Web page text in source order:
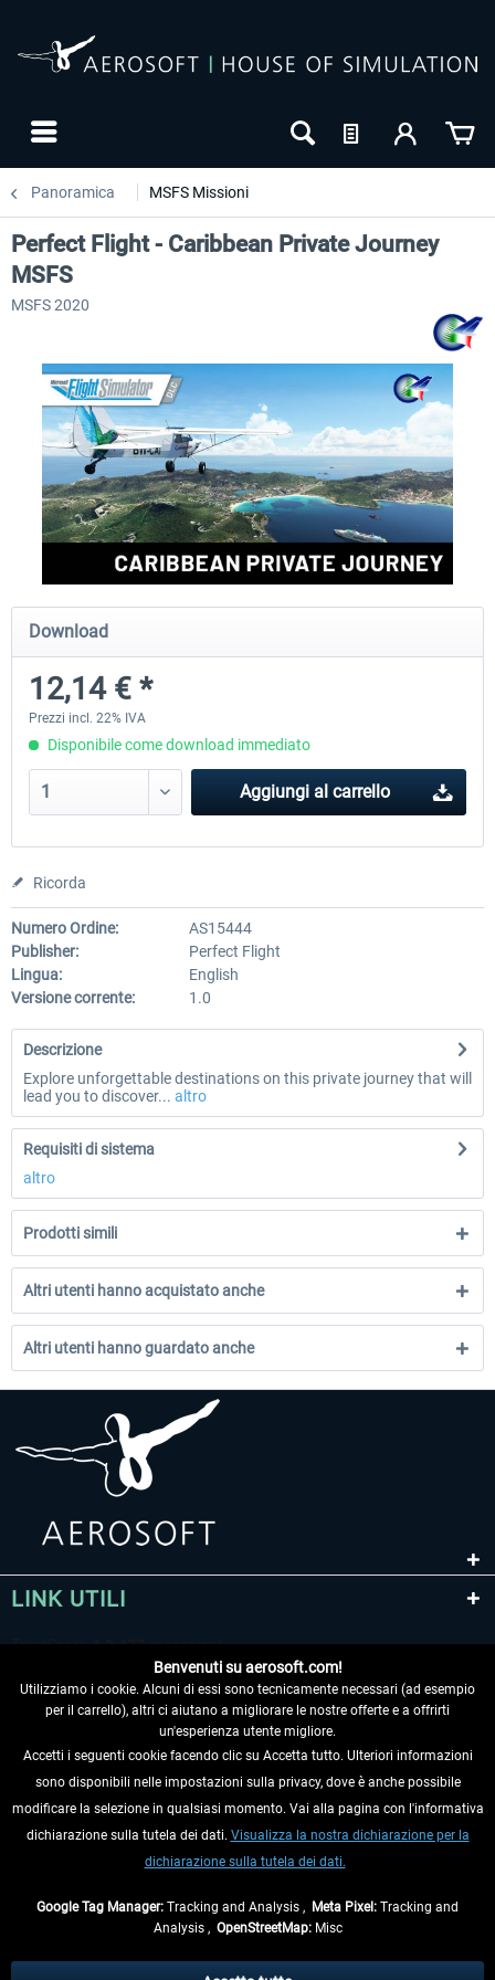
Panoramica MSFS Missioni
Perfect Flight - Flying Germany MSFS
Perfect Flight - FS Explorer -
Italy MSFS
Perfect Flight - Caribbean Private Journey
MSFS
MSFS 2020
Download
12,14 € *
Prezzi incl. 22% IVA
Disponibile come download immediato
Aggiungi al carrello
Ricorda
Numero Ordine:
AS15444
Publisher:
Perfect Flight
Lingua:
English
Versione corrente:
1.0
Descrizione
Explore unforgettable destinations on this private journey that will
lead you to discover... altro
Requisiti di sistema
altro
Prodotti simili
Altri utenti hanno acquistato anche
Altri utenti hanno guardato anche
LINK UTILI
RECEDERE DAL CONTRATTO
INFORMAZIONI
Benvenuti su aerosoft.com!
Utilizziamo i cookie. Alcuni di essi sono tecnicamente necessari (ad esempio
per il carrello), altri ci aiutano a migliorare le nostre offerte e a offrirti
un'esperienza utente migliore.
Accetti i seguenti cookie facendo clic su Accetta tutto. Ulteriori informazioni
sono disponibili nelle impostazioni sulla privacy, dove è anche possibile
modificare la selezione in qualsiasi momento. Vai alla pagina con l'informativa
dichiarazione sulla tutela dei dati. Visualizza la nostra dichiarazione per la
dichiarazione sulla tutela dei dati.
Google Tag Manager: Tracking and Analysis , Meta Pixel: Tracking and
Analysis , OpenStreetMap:Misc